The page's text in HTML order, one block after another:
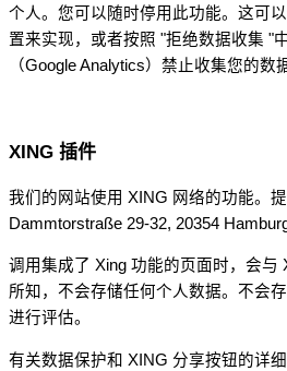
个人。您可以随时停用此功能。这可
置来实现，或者按照 "拒绝数据收集 "
（Google Analytics）禁止收集您的数
XING 插件
我们的网站使用 XING 网络的功能。
Dammtorstraße 29-32, 20354
调用集成了 Xing 功能的页面时，会与
所知，不会存储任何个人数据。不会
进行评估。
有关数据保护和 XING 分享按钮的详